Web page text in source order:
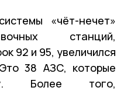
«чёт-нечет»
станций,
92 и 95, увеличился
38 АЗС, которые
Более того,